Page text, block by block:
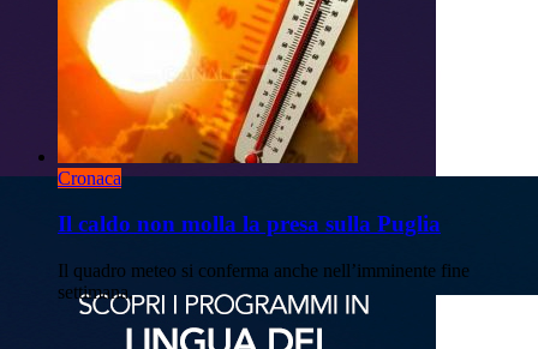
Cronaca
Il caldo non molla la presa sulla Puglia
Il quadro meteo si conferma anche nell’imminente fine
settimana.